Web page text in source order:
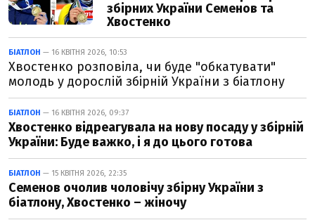
збірних України Семенов та
Хвостенко
БІАТЛОН — 16 КВІТНЯ 2026, 10:53
Хвостенко розповіла, чи буде "обкатувати"
молодь у дорослій збірній України з біатлону
БІАТЛОН — 16 КВІТНЯ 2026, 09:37
Хвостенко відреагувала на нову посаду у збірній
України: Буде важко, і я до цього готова
БІАТЛОН — 15 КВІТНЯ 2026, 22:35
Семенов очолив чоловічу збірну України з
біатлону, Хвостенко – жіночу